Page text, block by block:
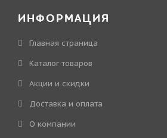
ИНФОРМАЦИЯ
Главная страница
Каталог товаров
Акции и скидки
Доставка и оплата
О компании